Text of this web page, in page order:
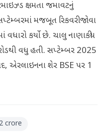
ક્ષમતા જમાવટનું
મજબૂત રિકવરી જોવા
વધારો કર્યો છે. ચાલુ નાણાકીય
વધુ હતી. સપ્ટેમ્બર 2025
એરલાઇનના શેર BSE પર 1
crore